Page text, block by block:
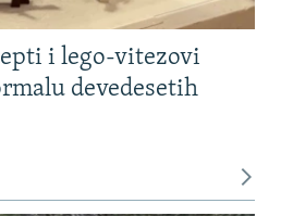
i lego-vitezovi
devedesetih